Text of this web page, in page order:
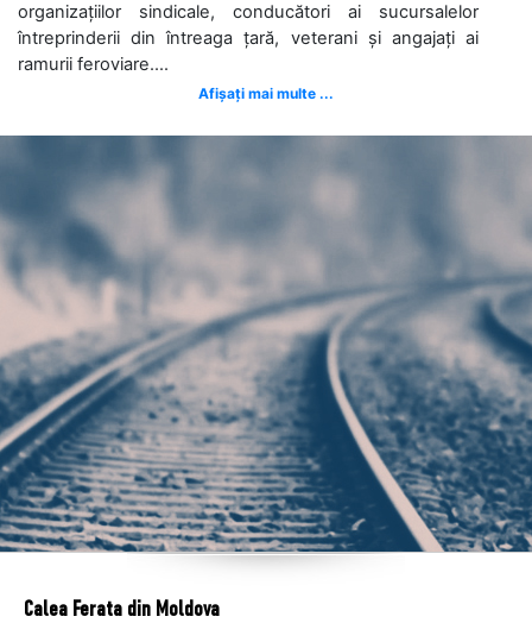
organizațiilor sindicale, conducători ai sucursalelor
întreprinderii din întreaga țară, veterani și angajați ai
ramurii feroviare....
Afișați mai multe ...
Calea Ferata din Moldova